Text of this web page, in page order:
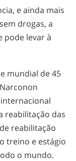
e ainda mais
drogas, a
pode levar à
mundial de 45
reabilitação das
reabilitação
treino e estágio
o mundo.